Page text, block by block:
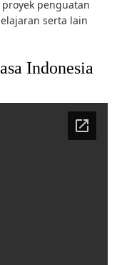
penguatan
serta lain
Indonesia